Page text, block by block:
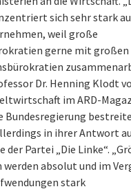
sich sehr stark
weil große
gerne mit großen
Dr. Henning Klodt
im ARD-
Bundesregierung
in ihrer Antwort
der Partei „Die Linke“.
absolut und im
stark